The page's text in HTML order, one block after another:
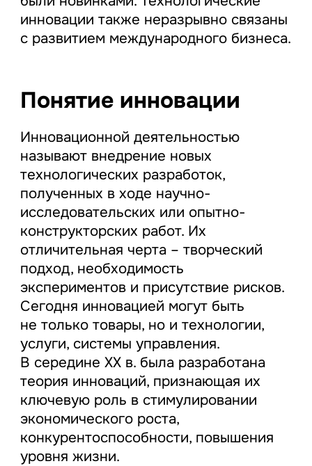
инновации также неразрывно связаны
с развитием международного бизнеса.
Понятие инновации
Инновационной деятельностью
называют внедрение новых
технологических разработок,
полученных в ходе научно-
исследовательских или опытно-
конструкторских работ. Их
отличительная черта – творческий
подход, необходимость
экспериментов и присутствие рисков.
Сегодня инновацией могут быть
не только товары, но и технологии,
услуги, системы управления.
В середине XX в. была разработана
теория инноваций, признающая их
ключевую роль в стимулировании
экономического роста,
конкурентоспособности, повышения
уровня жизни.